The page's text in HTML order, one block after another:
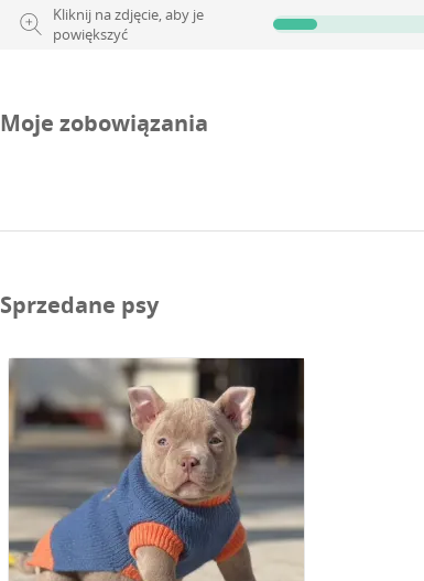
Kliknij na zdjęcie, aby je
powiększyć
Moje zobowiązania
Sprzedane psy